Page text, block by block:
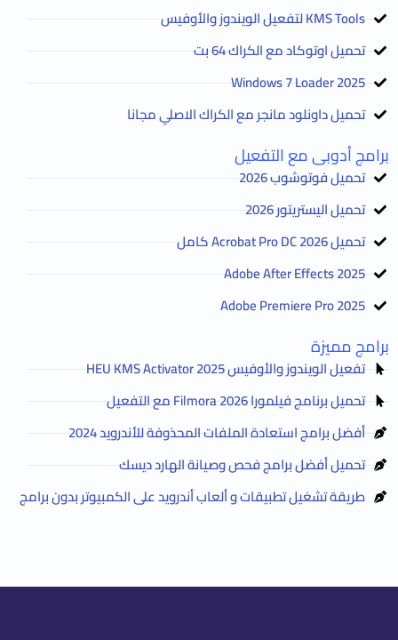
KMS Tools لتفعيل الويندوز والأوفيس
تحميل اوتوكاد مع الكراك 64 بت
2025 Windows 7 Loader
تحميل داونلود مانجر مع الكراك الاصلي مجانا
برامج أدوبى مع التفعيل
تحميل فوتوشوب 2026
تحميل اليستريتور 2026
تحميل Acrobat Pro DC 2026 كامل
Adobe After Effects 2025
Adobe Premiere Pro 2025
برامج مميزة
تفعيل الويندوز والأوفيس HEU KMS Activator 2025
تحميل برنامج فيلمورا Filmora 2026 مع التفعيل
أفضل برامج استعادة الملفات المحذوفة للأندرويد 2024
تحميل أفضل برامج فحص وصيانة الهارد ديسك
طريقة تشغيل تطبيقات و ألعاب أندرويد على الكمبيوتر بدون برامج